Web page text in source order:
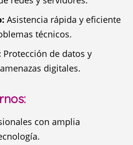
Asistencia rápida y eficiente
técnicos.
Protección de datos y
digitales.
con amplia